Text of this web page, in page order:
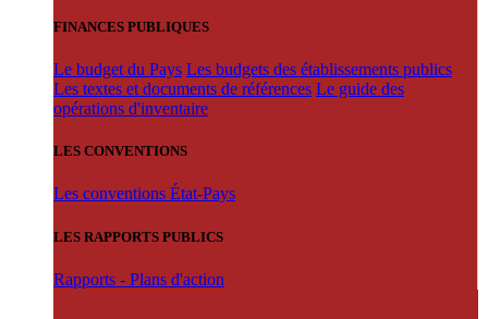
FINANCES PUBLIQUES
Le budget du Pays Les budgets des établissements publics
Les textes et documents de références Le guide des
opérations d'inventaire
LES CONVENTIONS
Les conventions État-Pays
LES RAPPORTS PUBLICS
Rapports - Plans d'action